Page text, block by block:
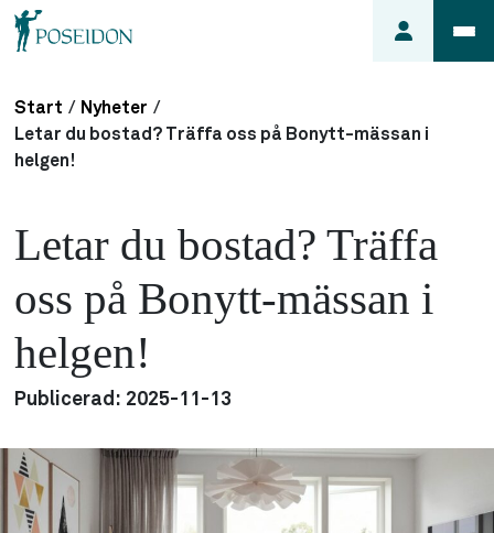
Anmäl ett
hyra
Start / Nyheter /
Letar du bostad? Träffa oss på Bonytt-mässan i
helgen!
Letar du bostad? Träffa
oss på Bonytt-mässan i
helgen!
Publicerad: 2025-11-13